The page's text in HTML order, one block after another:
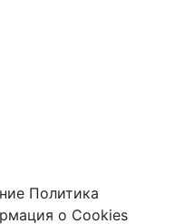
Политика
о Cookies